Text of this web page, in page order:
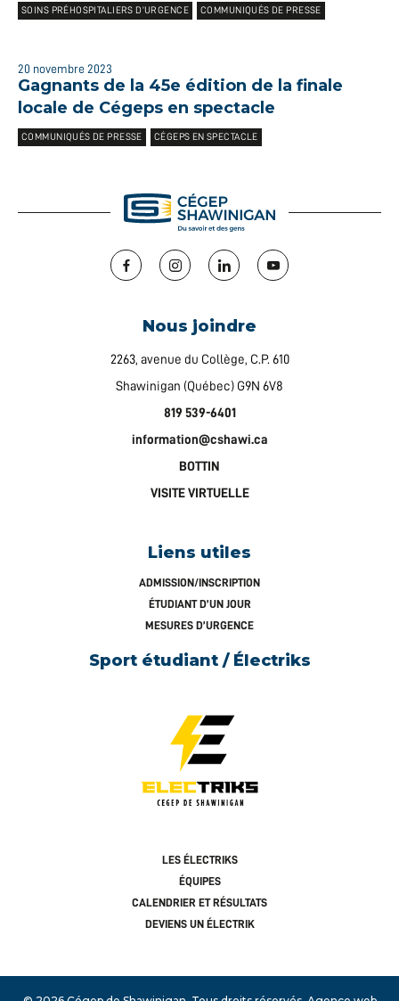
SOINS PRÉHOSPITALIERS D’URGENCE COMMUNIQUÉS DE PRESSE
20 novembre 2023
Gagnants de la 45e édition de la finale
locale de Cégeps en spectacle
COMMUNIQUÉS DE PRESSE CÉGEPS EN SPECTACLE
Sport étudiant / Électriks
LES ÉLECTRIKS
ÉQUIPES
CALENDRIER ET RÉSULTATS
DEVIENS UN ÉLECTRIK
Facebook Instagram LinkedIn YouTube
Nous joindre
2263, avenue du Collège, C.P. 610
Shawinigan (Québec) G9N 6V8
819 539-6401
information@cshawi.ca
BOTTIN
VISITE VIRTUELLE
Liens utiles
ADMISSION/INSCRIPTION
ÉTUDIANT D’UN JOUR
MESURES D’URGENCE